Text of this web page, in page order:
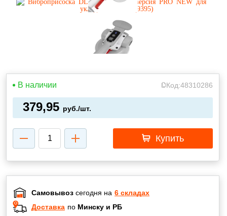
В наличии Код:48310286
379,95 руб./шт.
Купить
Самовывоз сегодня на 6 складах
Доставка по Минску и РБ